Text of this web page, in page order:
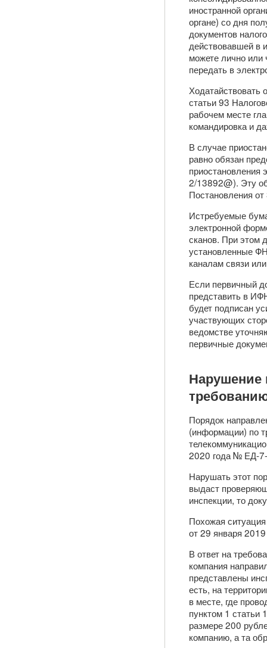
иностранной
органе) со дня
документов
действовавшей в
можете лично или
передать в
Ходатайствовать
статьи 93
рабочем месте
командировка и
В случае
равно обязан
2/13892@). Эту
Постановления
Истребуемые
электронной
сканов. При этом
установленные
каналам связи
Если первичный
представить в
будет подписан
участвующих
ведомстве
первичные
Нарушение
Порядок
(информации) по
2020 года № ЕД-
Нарушать этот
выдаст
инспекции, то
Похожая
от 29 января
В ответ на
компания
представлены
есть, на
в месте, где
пунктом 1 статьи
размере 200
компанию, а та